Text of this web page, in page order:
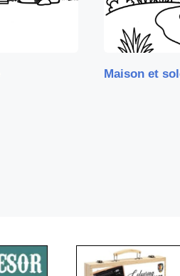
Maison et